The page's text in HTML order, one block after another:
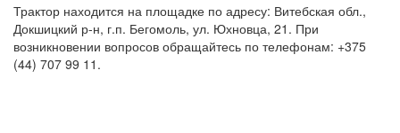
Трактор находится на площадке по адресу: Витебская обл.,
Докшицкий р-н, г.п. Бегомоль, ул. Юхновца, 21. При
возникновении вопросов обращайтесь по телефонам: +375
(44) 707 99 11.